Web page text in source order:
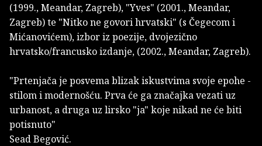
(1999., Meandar, Zagreb), "Yves" (2001., Meandar,
Zagreb) te "Nitko ne govori hrvatski" (s Čegecom i
Mićanovićem), izbor iz poezije, dvojezično
hrvatsko/francusko izdanje, (2002., Meandar, Zagreb).
"Prtenjača je posvema blizak iskustvima svoje epohe -
stilom i modernošću. Prva će ga značajka vezati uz
urbanost, a druga uz lirsko "ja" koje nikad ne će biti
potisnuto"
Sead Begović.